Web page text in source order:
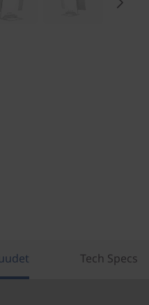
Tech Specs